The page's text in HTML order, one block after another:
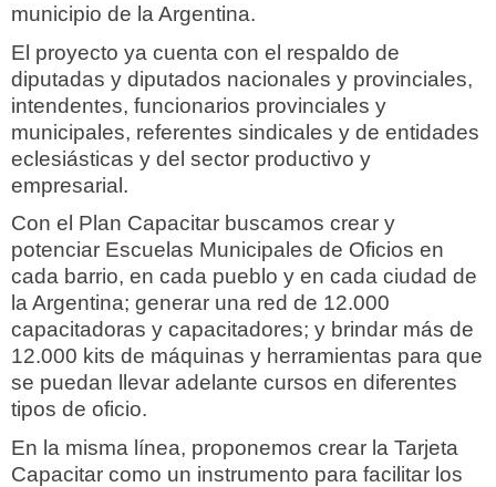
municipio de la Argentina.
El proyecto ya cuenta con el respaldo de
diputadas y diputados nacionales y provinciales,
intendentes, funcionarios provinciales y
municipales, referentes sindicales y de entidades
eclesiásticas y del sector productivo y
empresarial.
Con el Plan Capacitar buscamos crear y
potenciar Escuelas Municipales de Oficios en
cada barrio, en cada pueblo y en cada ciudad de
la Argentina; generar una red de 12.000
capacitadoras y capacitadores; y brindar más de
12.000 kits de máquinas y herramientas para que
se puedan llevar adelante cursos en diferentes
tipos de oficio.
En la misma línea, proponemos crear la Tarjeta
Capacitar como un instrumento para facilitar los